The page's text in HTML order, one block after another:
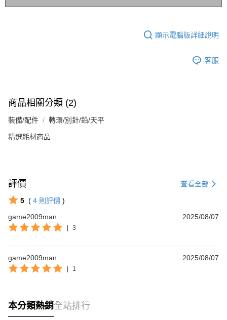
顯示電腦版詳細說明
客服
商品相關分類 (2)
裝備/配件 轉環/別針/鉛/天平
精選耗材商品
評價 查看全部
5 ( 4 則評價 )
game2009man
2025/08/07
3
game2009man 2025/08/07
1
本分類熱銷全站排行